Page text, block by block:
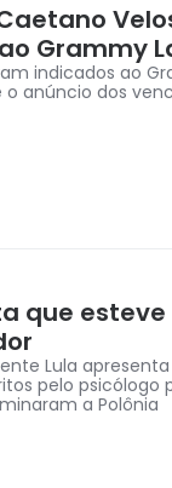
Grammy
indicados ao
anúncio dos
que
Lula
pelo psicólogo
a Polônia